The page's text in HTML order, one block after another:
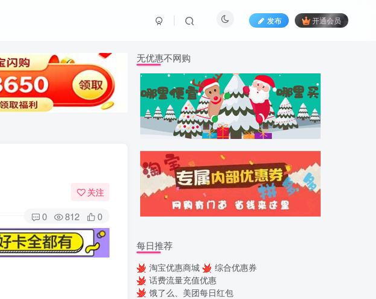
发布 开通会员
关注
0 812 0
无优惠不网购
每日推荐
淘宝优惠商城
综合优惠券
话费流量充值优惠
饿了么、美团每日红包